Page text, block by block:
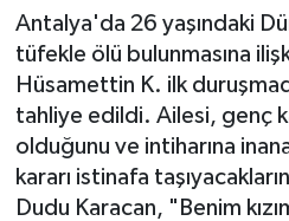
Antalya'da 26 yaşındaki
tüfekle ölü bulunmasına
Hüsamettin K. ilk
tahliye edildi. Ailesi, genç
olduğunu ve intiharına
kararı istinafa
Dudu Karacan, "Benim
Gündem
Günün Manşetleri
Haber Kuşakları
Son Dakika Haberleri
Haber Arşivi